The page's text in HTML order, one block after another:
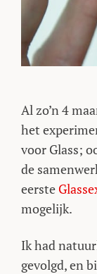
Al zo’n 4
het
voor Glass;
de
eerste
mogelijk.
Ik had
gevolgd, en